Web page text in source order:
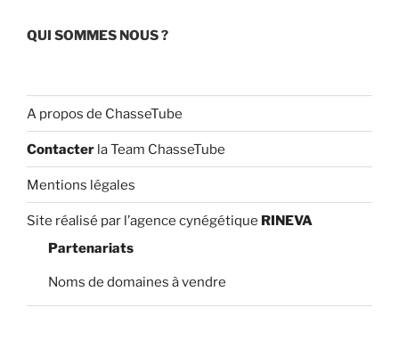
a
n
el
QUI SOMMES NOUS ?
A propos de ChasseTube
Contacter la Team ChasseTube
Mentions légales
Site réalisé par l’agence cynégétique RINEVA
Partenariats
Noms de domaines à vendre